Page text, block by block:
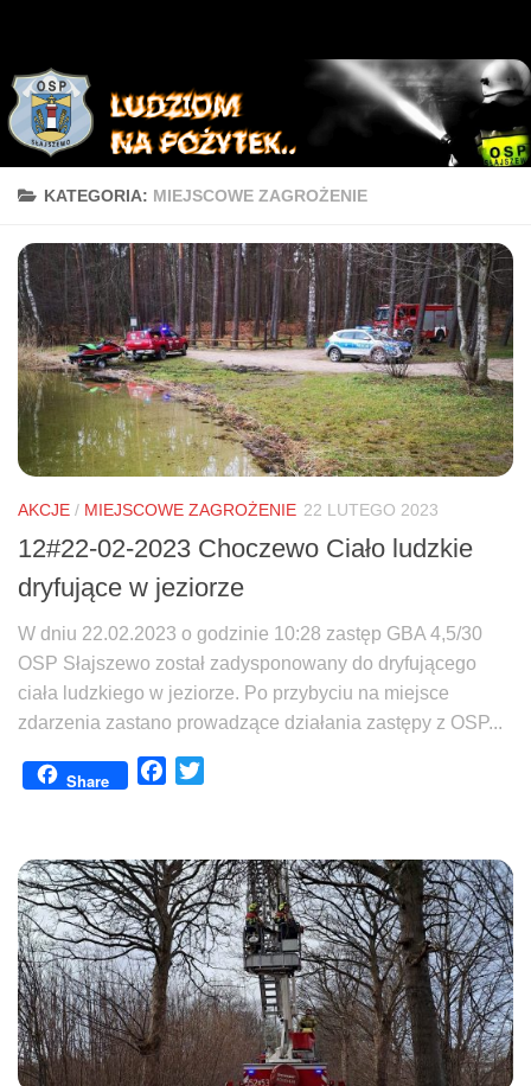
KATEGORIA: MIEJSCOWE ZAGROŻENIE
AKCJE / MIEJSCOWE ZAGROŻENIE 22 LUTEGO 2023
12#22-02-2023 Choczewo Ciało ludzkie
dryfujące w jeziorze
W dniu 22.02.2023 o godzinie 10:28 zastęp GBA 4,5/30
OSP Słajszewo został zadysponowany do dryfującego
ciała ludzkiego w jeziorze. Po przybyciu na miejsce
zdarzenia zastano prowadzące działania zastępy z OSP...
Share Facebook